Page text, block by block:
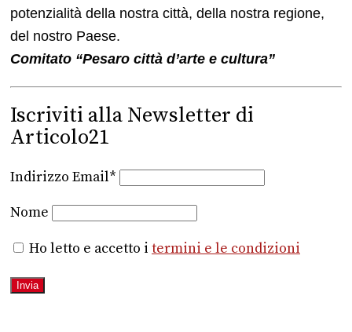
potenzialità della nostra città, della nostra regione,
del nostro Paese.
Comitato “Pesaro città d’arte e cultura”
Iscriviti alla Newsletter di
Articolo21
Indirizzo Email*
Nome
Ho letto e accetto i termini e le condizioni